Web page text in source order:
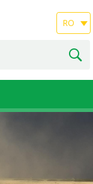
RO